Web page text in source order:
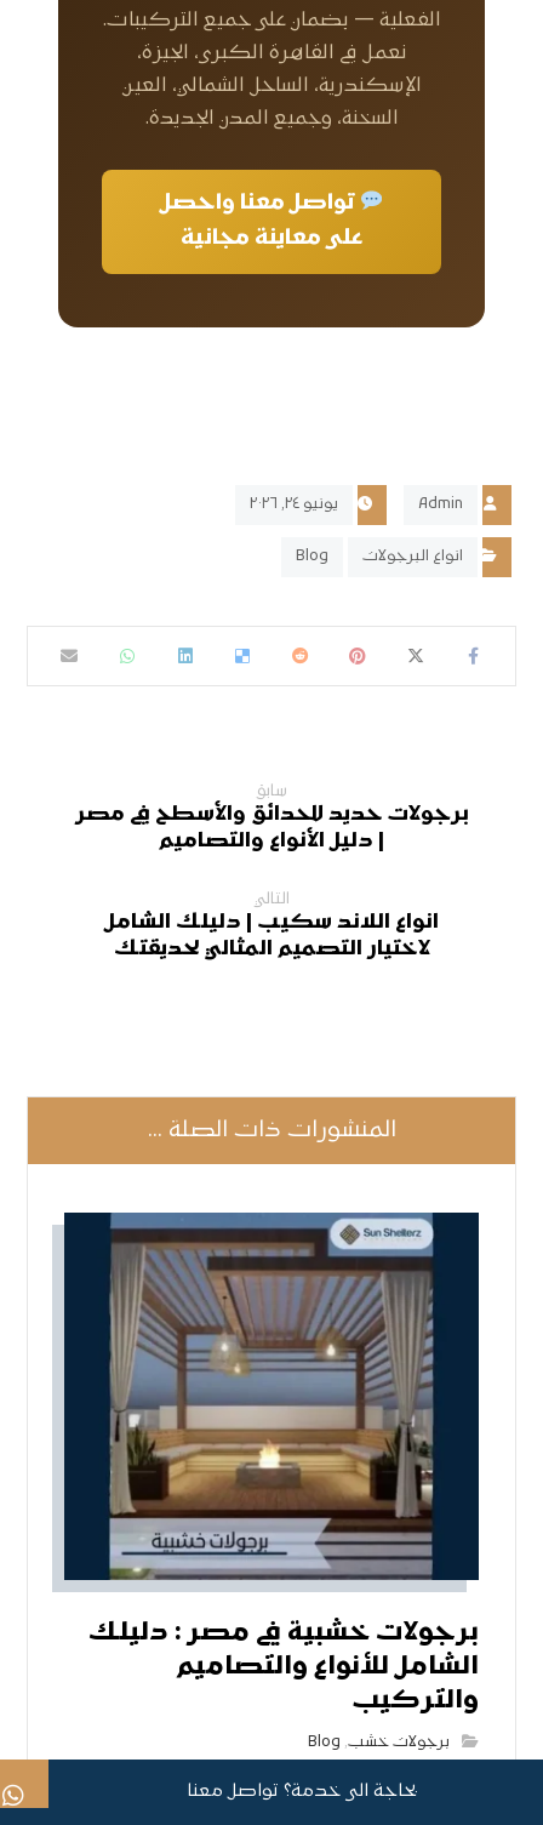
الفعلية — بضمان على جميع التركيبات.
نعمل في القاهرة الكبرى، الجيزة،
الإسكندرية، الساحل الشمالي، العين
السخنة، وجميع المدن الجديدة.
تواصل معنا واحصل
على معاينة مجانية
Admin يونيو ٢٤, ٢٠٢٦
انواع البرجولات Blog
سابق
برجولات حديد للحدائق والأسطح في مصر
| دليل الأنواع والتصاميم
التالي
انواع اللاند سكيب | دليلك الشامل
لاختيار التصميم المثالي لحديقتك
المنشورات ذات الصلة ...
برجولات خشبية في مصر : دليلك
الشامل للأنواع والتصاميم
والتركيب
برجولات خشب,
Blog
بحاجة الى خدمة؟ تواصل معنا